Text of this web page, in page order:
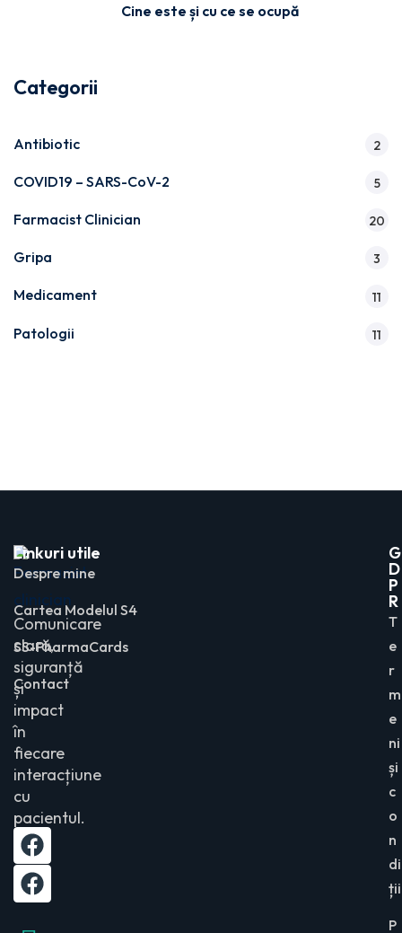
Cine este și cu ce se ocupă
Categorii
Antibiotic 2
COVID19 – SARS-CoV-2 5
Farmacist Clinician 20
Gripa 3
Medicament 11
Patologii 11
Comunicare
clară,
siguranță
și
impact
în
fiecare
interacțiune
cu
pacientul.
Linkuri utile
Despre mine
Cartea Modelul S4
SS-PharmaCards
Contact
G
D
P
R
T
e
r
m
e
ni
și
c
o
n
di
ții
P